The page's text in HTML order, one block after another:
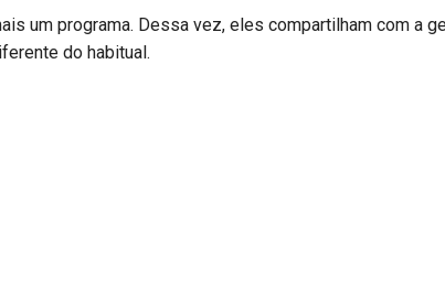
um programa. Dessa vez, eles compartilham com a
do habitual.